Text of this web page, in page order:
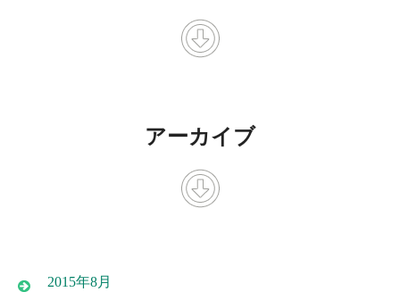
アーカイブ
2015年8月